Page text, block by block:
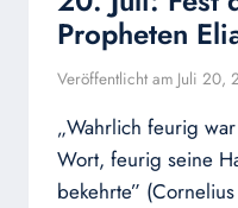
Propheten
Veröffentlicht am Juli 20,
„Wahrlich feurig
Wort, feurig seine
bekehrte”